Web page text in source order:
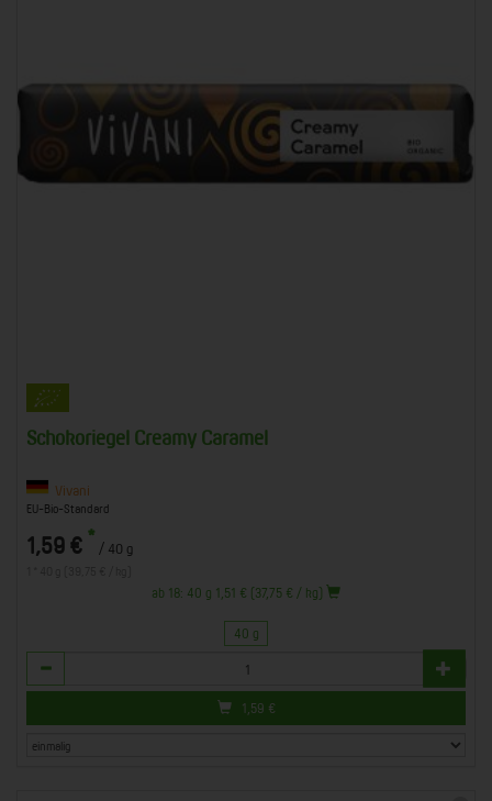
Schokoriegel Creamy Caramel
Vivani
EU-Bio-Standard
1,59 € * / 40 g
ab 18: 40 g 1,51 € (37,75 € / kg)
40 g
Anzahl
1,59 €